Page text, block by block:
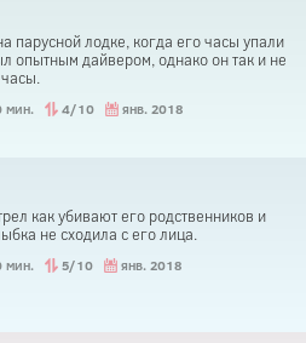
парусной лодке, когда его часы упали
опытным дайвером, однако он так и не
часы.
мин. 4/10 янв. 2018
как убивают его родственников и
не сходила с его лица.
мин. 5/10 янв. 2018